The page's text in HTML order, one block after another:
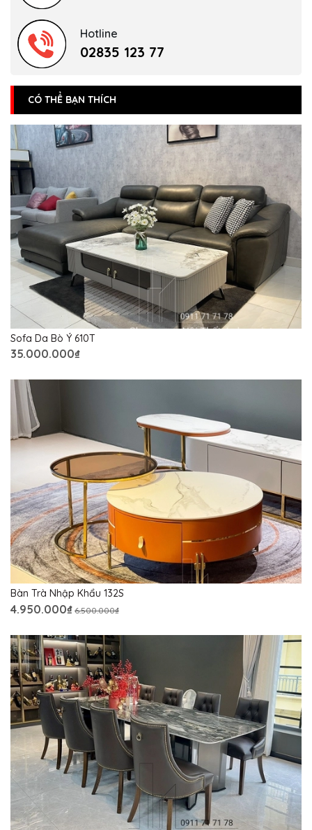
Hotline
02835 123 77
CÓ THỂ BẠN THÍCH
Sofa Da Bò Ý 610T
35.000.000₫
Bàn Trà Nhập Khẩu 132S
4.950.000₫ 6.500.000₫